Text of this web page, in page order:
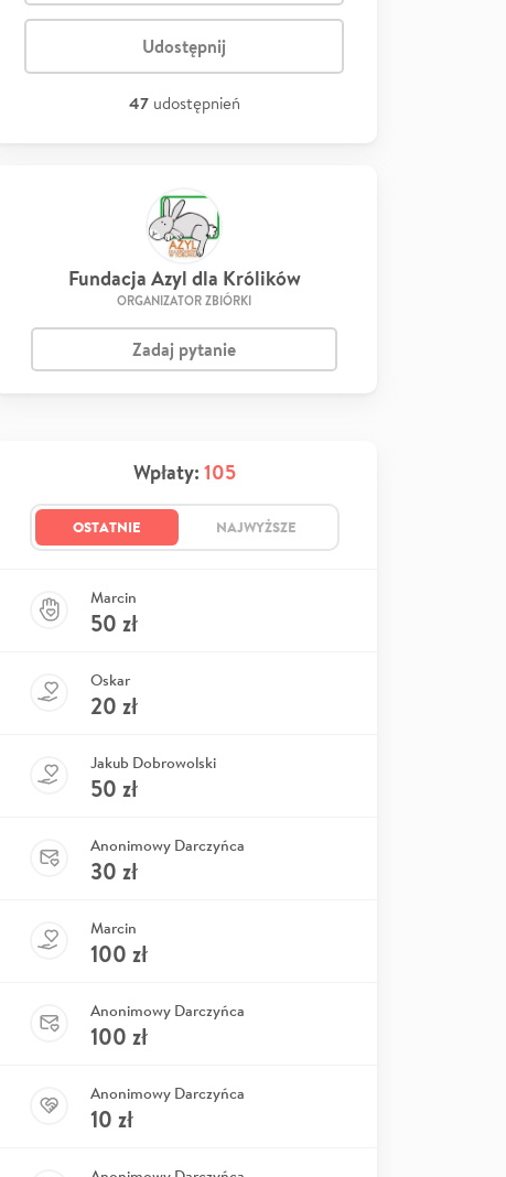
Udostępnij
47 udostępnień
Fundacja Azyl dla Królików
ORGANIZATOR ZBIÓRKI
Zadaj pytanie
Wpłaty: 105
OSTATNIE NAJWYŻSZE
Marcin
50 zł
Oskar
20 zł
Jakub Dobrowolski
50 zł
Anonimowy Darczyńca
30 zł
Marcin
100 zł
Anonimowy Darczyńca
100 zł
Anonimowy Darczyńca
10 zł